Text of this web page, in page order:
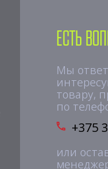
Есть
Мы
товару,
по
+375
или